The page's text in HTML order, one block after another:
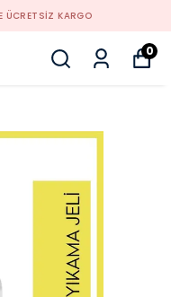
ÜCRETSİZ KARGO
0